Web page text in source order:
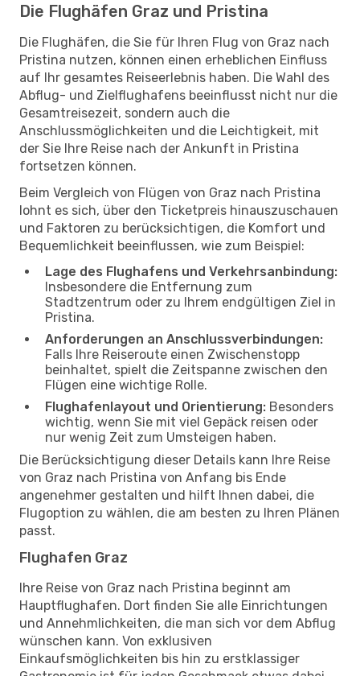
Die Flughäfen Graz und Pristina
Die Flughäfen, die Sie für Ihren Flug von Graz nach
Pristina nutzen, können einen erheblichen Einfluss
auf Ihr gesamtes Reiseerlebnis haben. Die Wahl des
Abflug- und Zielflughafens beeinflusst nicht nur die
Gesamtreisezeit, sondern auch die
Anschlussmöglichkeiten und die Leichtigkeit, mit
der Sie Ihre Reise nach der Ankunft in Pristina
fortsetzen können.
Beim Vergleich von Flügen von Graz nach Pristina
lohnt es sich, über den Ticketpreis hinauszuschauen
und Faktoren zu berücksichtigen, die Komfort und
Bequemlichkeit beeinflussen, wie zum Beispiel:
Lage des Flughafens und Verkehrsanbindung:
Insbesondere die Entfernung zum
Stadtzentrum oder zu Ihrem endgültigen Ziel in
Pristina.
Anforderungen an Anschlussverbindungen:
Falls Ihre Reiseroute einen Zwischenstopp
beinhaltet, spielt die Zeitspanne zwischen den
Flügen eine wichtige Rolle.
Flughafenlayout und Orientierung: Besonders
wichtig, wenn Sie mit viel Gepäck reisen oder
nur wenig Zeit zum Umsteigen haben.
Die Berücksichtigung dieser Details kann Ihre Reise
von Graz nach Pristina von Anfang bis Ende
angenehmer gestalten und hilft Ihnen dabei, die
Flugoption zu wählen, die am besten zu Ihren Plänen
passt.
Flughafen Graz
Ihre Reise von Graz nach Pristina beginnt am
Hauptflughafen. Dort finden Sie alle Einrichtungen
und Annehmlichkeiten, die man sich vor dem Abflug
wünschen kann. Von exklusiven
Einkaufsmöglichkeiten bis hin zu erstklassiger